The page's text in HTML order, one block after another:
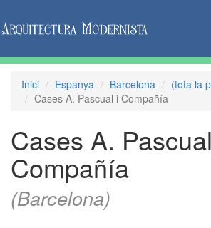
Inici Espanya Barcelona
(tota la
Cases A. Pascual i Compañía
Cases A.
Compañía
(Barcelona)